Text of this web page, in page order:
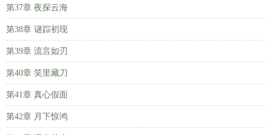
第37章 夜探云海
第38章 谜踪初现
第39章 流言如刃
第40章 笑里藏刀
第41章 真心假面
第42章 月下惊鸿